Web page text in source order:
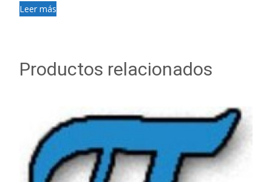
Leer más
Productos relacionados